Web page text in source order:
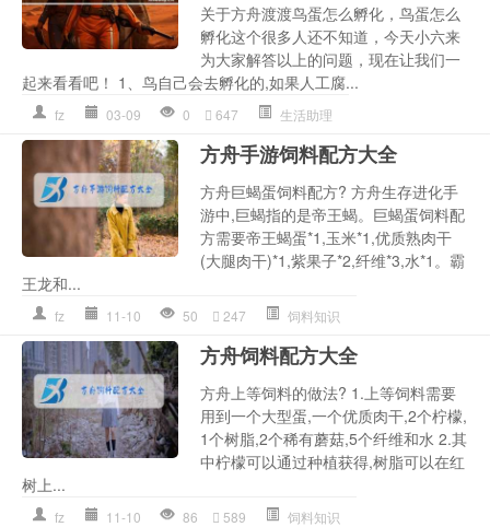
关于方舟渡渡鸟蛋怎么孵化，鸟蛋怎么
孵化这个很多人还不知道，今天小六来
为大家解答以上的问题，现在让我们一
起来看看吧！ 1、鸟自己会去孵化的,如果人工腐...
fz 03-09 0 647 生活助理
方舟手游饲料配方大全
方舟巨蝎蛋饲料配方? 方舟生存进化手
游中,巨蝎指的是帝王蝎。巨蝎蛋饲料配
方需要帝王蝎蛋*1,玉米*1,优质熟肉干
(大腿肉干)*1,紫果子*2,纤维*3,水*1。霸
王龙和...
fz 11-10 50 247 饲料知识
方舟饲料配方大全
方舟上等饲料的做法? 1.上等饲料需要
用到一个大型蛋,一个优质肉干,2个柠檬,
1个树脂,2个稀有蘑菇,5个纤维和水 2.其
中柠檬可以通过种植获得,树脂可以在红
树上...
fz 11-10 86 589 饲料知识